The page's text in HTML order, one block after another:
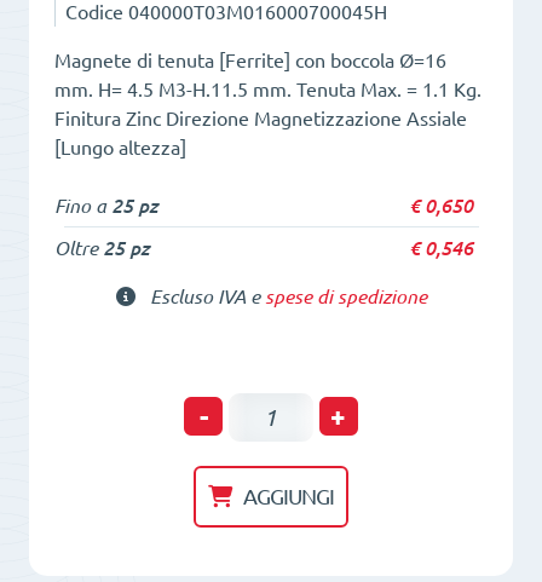
Codice 040000T03M016000700045H
Magnete di tenuta [Ferrite] con boccola Ø=16
mm. H= 4.5 M3-H.11.5 mm. Tenuta Max. = 1.1 Kg.
Finitura Zinc Direzione Magnetizzazione Assiale
[Lungo altezza]
Fino a 25 pz €0,650
Oltre 25 pz €0,546
Escluso IVA e spese di spedizione
-
POT
tenuta
HM
+
AGGIUNGI